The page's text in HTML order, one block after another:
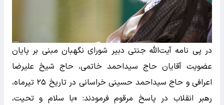
در پی نامه آیت‌الله جنتی دبیر شورای نگهبان مبنی بر پایان
عضویت آقایان حاج سیداحمد خاتمی، حاج شیخ علیرضا
اعرافی و حاج سیداحمد حسینی خراسانی در تاریخ ۲۵ تیرماه،
رهبر انقلاب در پاسخ مرقوم فرمودند: «با سلام و تحیت،